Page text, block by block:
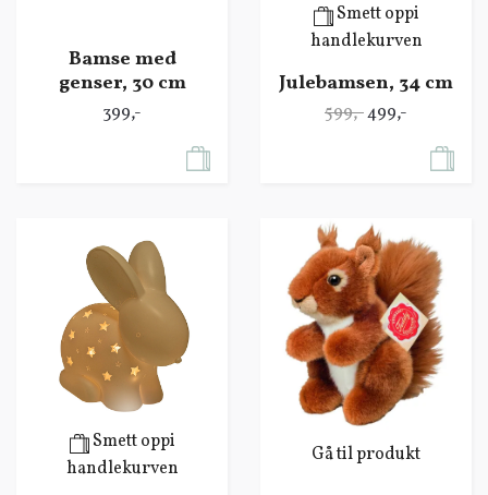
Bamse med
genser, 30 cm
399,-
Smett oppi
handlekurven
Julebamsen, 34 cm
599,-499,-
Smett oppi
handlekurven
Gå til produkt